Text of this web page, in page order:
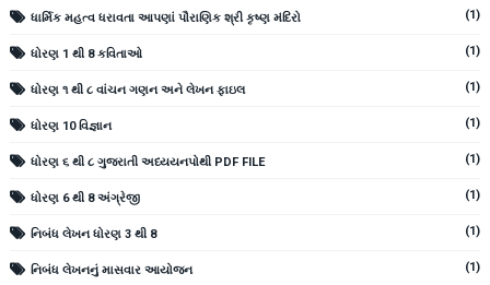
ધાર્મિક મહત્વ ધરાવતા આપણાં પૌરાણિક શ્રી કૃષ્ણ મંદિરો (1)
ધોરણ 1 થી 8 કવિતાઓ (1)
ધોરણ ૧ થી ૮ વાંચન ગણન અને લેખન ફાઇલ (1)
ધોરણ 10 વિજ્ઞાન (1)
ધોરણ ૬ થી ૮ ગુજરાતી અધ્યયનપોથી PDF FILE (1)
ધોરણ 6 થી 8 અંગ્રેજી (1)
નિબંધ લેખન ધોરણ 3 થી 8 (1)
નિબંધ લેખનનું માસવાર આયોજન (1)